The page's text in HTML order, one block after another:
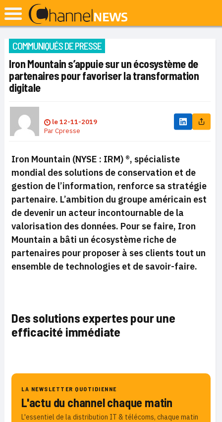
COMMUNIQUÉS DE PRESSE
Iron Mountain s’appuie sur un écosystème de
partenaires pour favoriser la transformation
digitale
le12-11-2019
ParCpresse
Iron Mountain (NYSE : IRM) ®, spécialiste
mondial des solutions de conservation et de
gestion de l’information, renforce sa stratégie
partenaire. L’ambition du groupe américain est
de devenir un acteur incontournable de la
valorisation des données. Pour se faire, Iron
Mountain a bâti un écosystème riche de
partenaires pour proposer à ses clients tout un
ensemble de technologies et de savoir-faire.
Des solutions expertes pour une
efficacité immédiate
LA NEWSLETTER QUOTIDIENNE
L'actu du channel chaque matin
L'essentiel de la distribution IT & télécoms, chaque matin